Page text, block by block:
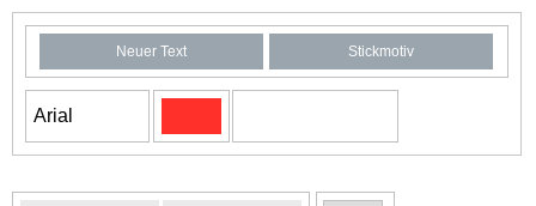
Neuer Text Stickmotiv
Arial